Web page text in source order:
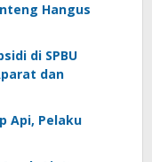
Hangus
di SPBU
dan
Api, Pelaku